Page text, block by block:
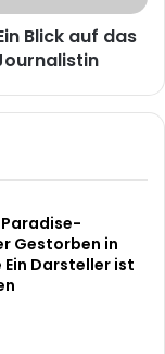
Blick auf das
Gestorben in
Ein Darsteller ist